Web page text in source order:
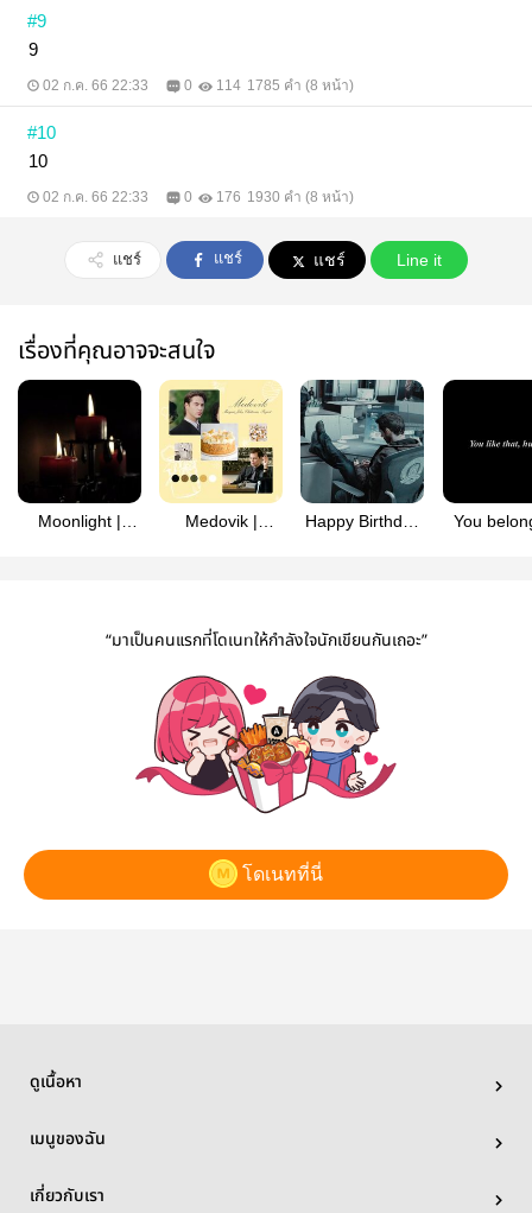
#9
9
02 ก.ค. 66 22:33 0 114 1785 คำ (8 หน้า)
#10
10
02 ก.ค. 66 22:33 0 176 1930 คำ (8 หน้า)
แชร์ แชร์ แชร์ Line it
เรื่องที่คุณอาจจะสนใจ
Moonlight |
Medovik |
Happy Birthday
You
“มาเป็นคนแรกที่โดเนทให้กำลังใจนักเขียนกันเถอะ”
โดเนทที่นี่
ดูเนื้อหา
เมนูของฉัน
เกี่ยวกับเรา